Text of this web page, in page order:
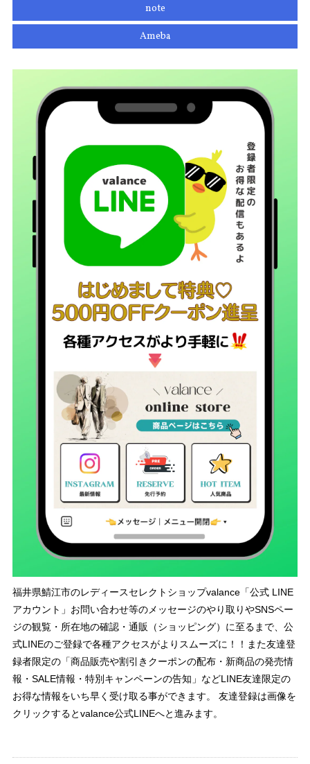
note
Ameba
福井県鯖江市のレディースセレクトショップvalance「公式 LINE
アカウント」お問い合わせ等のメッセージのやり取りやSNSペー
ジの観覧・所在地の確認・通販（ショッピング）に至るまで、公
式LINEのご登録で各種アクセスがよりスムーズに！！また友達登
録者限定の「商品販売や割引きクーポンの配布・新商品の発売情
報・SALE情報・特別キャンペーンの告知」などLINE友達限定の
お得な情報をいち早く受け取る事ができます。 友達登録は画像を
クリックするとvalance公式LINEへと進みます。